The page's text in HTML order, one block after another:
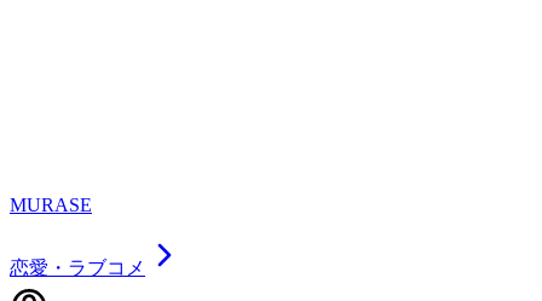
MURASE
恋愛・ラブコメ